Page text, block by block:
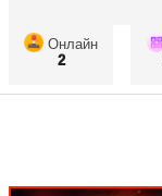
Онлайн
2